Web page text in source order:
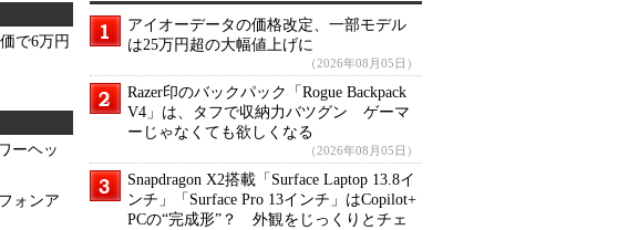
で6万円
ーヘッ
ォンア
アイオーデータの価格改定、一部モデル
は25万円超の大幅値上げに
（2026年08月05日）
Razer印のバックパック「Rogue Backpack
V4」は、タフで収納力バツグン ゲーマ
ーじゃなくても欲しくなる
（2026年08月05日）
Snapdragon X2搭載「Surface Laptop 13.8イ
ンチ」「Surface Pro 13インチ」はCopilot+
PCの“完成形”？ 外観をじっくりとチェ